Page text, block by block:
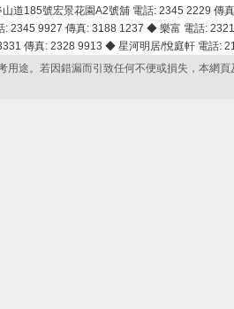
山道185號宏景花園A2號舖 電話: 2345 2229
: 2345 9927 傳真: 3188 1237 ◆ 樂富 電話:
傳真: 2328 9913 ◆ 星河明居/悅庭軒 電話
用途。若因錯漏而引致任何不便或損失，本網